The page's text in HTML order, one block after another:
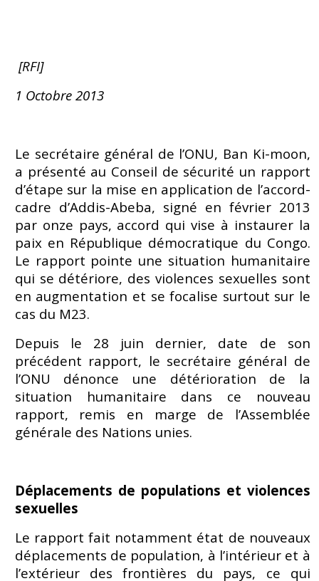
[RFI]
1 Octobre 2013
Le secrétaire général de l’ONU, Ban Ki-moon,
a présenté au Conseil de sécurité un rapport
d’étape sur la mise en application de l’accord-
cadre d’Addis-Abeba, signé en février 2013
par onze pays, accord qui vise à instaurer la
paix en République démocratique du Congo.
Le rapport pointe une situation humanitaire
qui se détériore, des violences sexuelles sont
en augmentation et se focalise surtout sur le
cas du M23.
Depuis le 28 juin dernier, date de son
précédent rapport, le secrétaire général de
l’ONU dénonce une détérioration de la
situation humanitaire dans ce nouveau
rapport, remis en marge de l’Assemblée
générale des Nations unies.
Déplacements de populations et violences
sexuelles
Le rapport fait notamment état de nouveaux
déplacements de population, à l’intérieur et à
l’extérieur des frontières du pays, ce qui